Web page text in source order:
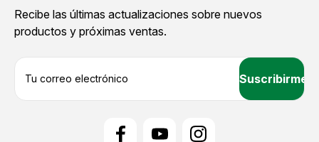
Recibe las últimas actualizaciones sobre nuevos
productos y próximas ventas.